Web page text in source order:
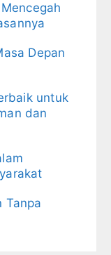
Depan
untuk
dan
Tanpa